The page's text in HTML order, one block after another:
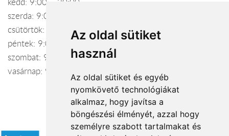
Az oldal sütiket
használ
Az oldal sütiket és egyéb
nyomkövető technológiákat
alkalmaz, hogy javítsa a
böngészési élményét, azzal hogy
személyre szabott tartalmakat és
kedd: 9:00 – 20:00
szerda: 9:00 – 20:00
csütörtök: 9:00 – 21:00
péntek: 9:00 – 21:00
szombat: 9:00 – 21:00
vasárnap: 9:00 – 17:30
Elfogadott fizetési módok